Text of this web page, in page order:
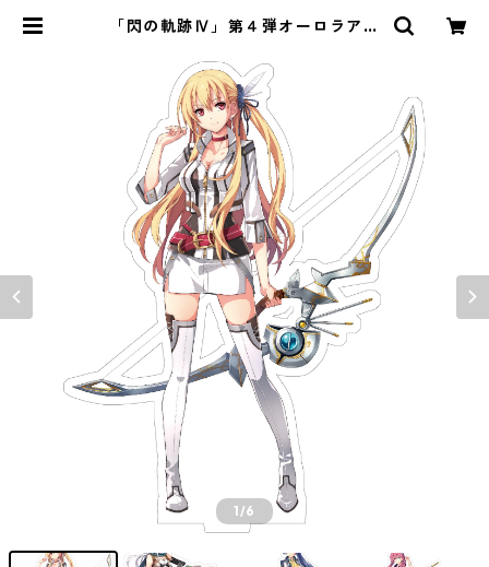
「閃の軌跡Ⅳ」第４弾オーロラアク
1/6